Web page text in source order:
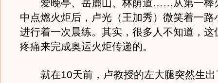
爱晚亭、岳麓山、林荫道……从第一棒
中点燃火炬后，卢光（王加秀）微笑着一路
进行着一次晨练。其实，很多人不知道，这
疼痛来完成奥运火炬传递的。
就在10天前，卢教授的左大腿突然生出